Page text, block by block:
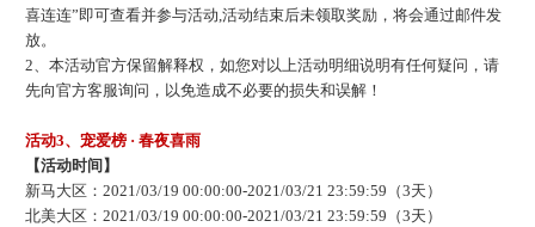
喜连连”即可查看并参与活动,活动结束后未领取奖励，将会通过邮件发
放。
2、本活动官方保留解释权，如您对以上活动明细说明有任何疑问，请
先向官方客服询问，以免造成不必要的损失和误解！
活动3、宠爱榜· 春夜喜雨
【活动时间】
新马大区： 2021/03/19 00:00:00-2021/03/21 23:59:59（3天）
北美大区： 2021/03/19 00:00:00-2021/03/21 23:59:59（3天）